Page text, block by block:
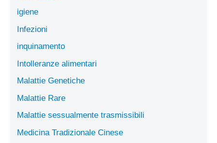
igiene
Infezioni
inquinamento
Intolleranze alimentari
Malattie Genetiche
Malattie Rare
Malattie sessualmente trasmissibili
Medicina Tradizionale Cinese